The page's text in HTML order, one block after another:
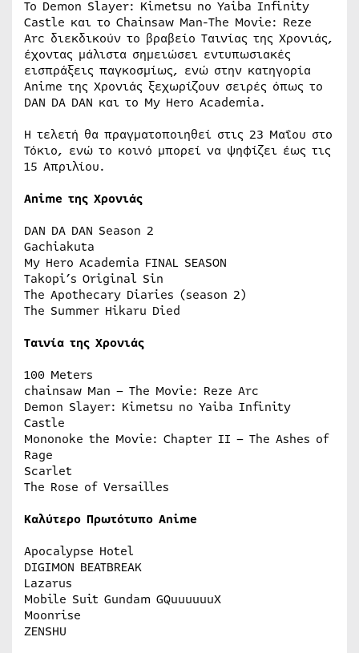
Το Demon Slayer: Kimetsu no Yaiba Infinity
Castle και το Chainsaw Man-The Movie: Reze
Arc διεκδικούν το βραβείο Ταινίας της Χρονιάς,
έχοντας μάλιστα σημειώσει εντυπωσιακές
εισπράξεις παγκοσμίως, ενώ στην κατηγορία
Anime της Χρονιάς ξεχωρίζουν σειρές όπως το
DAN DA DAN και το My Hero Academia.
Η τελετή θα πραγματοποιηθεί στις 23 Μαΐου στο
Τόκιο, ενώ το κοινό μπορεί να ψηφίζει έως τις
15 Απριλίου.
Anime της Χρονιάς
DAN DA DAN Season 2
Gachiakuta
My Hero Academia FINAL SEASON
Takopi’s Original Sin
The Apothecary Diaries (season 2)
The Summer Hikaru Died
Ταινία της Χρονιάς
100 Meters
chainsaw Man – The Movie: Reze Arc
Demon Slayer: Kimetsu no Yaiba Infinity
Castle
Mononoke the Movie: Chapter II – The Ashes of
Rage
Scarlet
The Rose of Versailles
Καλύτερο Πρωτότυπο Anime
Apocalypse Hotel
DIGIMON BEATBREAK
Lazarus
Mobile Suit Gundam GQuuuuuuX
Moonrise
ZENSHU